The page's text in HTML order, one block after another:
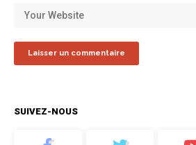
SUIVEZ-NOUS